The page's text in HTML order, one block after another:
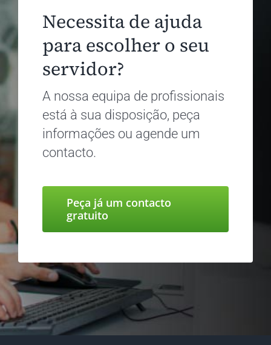
Necessita de ajuda
para escolher o seu
servidor?
A nossa equipa de profissionais
está à sua disposição, peça
informações ou agende um
contacto.
Peça já um contacto
gratuito